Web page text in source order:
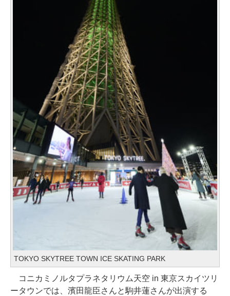
TOKYO SKYTREE TOWN ICE SKATING PARK
コニカミノルタプラネタリウム天空 in 東京スカイツリ
ータウンでは、濱田龍臣さんと駒井蓮さんが出演する